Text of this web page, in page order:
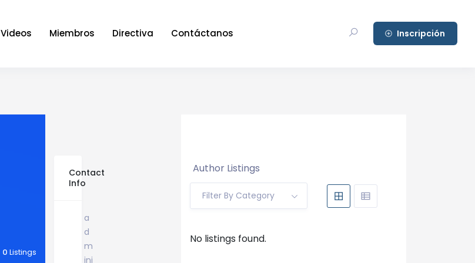
Videos Miembros Directiva Contáctanos Inscripción
0 Listings
Contact
Info
a
d
m
ini
Author Listings
Filter By Category
No listings found.